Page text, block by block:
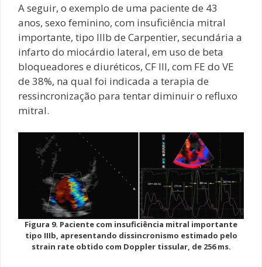
A seguir, o exemplo de uma paciente de 43
anos, sexo feminino, com insuficiência mitral
importante, tipo IIIb de Carpentier, secundária a
infarto do miocárdio lateral, em uso de beta
bloqueadores e diuréticos, CF III, com FE do VE
de 38%, na qual foi indicada a terapia de
ressincronização para tentar diminuir o refluxo
mitral.
Figura 9. Paciente com insuficiência mitral importante
tipo IIIb, apresentando dissincronismo estimado pelo
strain rate obtido com Doppler tissular, de 256 ms.